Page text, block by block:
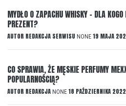
MYDŁO O ZAPACHU WHISKY – DLA
PREZENT?
AUTOR REDAKCJA SERWISU NONE 19 MAJA
CO SPRAWIA, ŻE MĘSKIE PERFUMY
POPULARNOŚCIĄ?
AUTOR REDAKCJA NONE 18 PAŹDZIERNIKA 2022